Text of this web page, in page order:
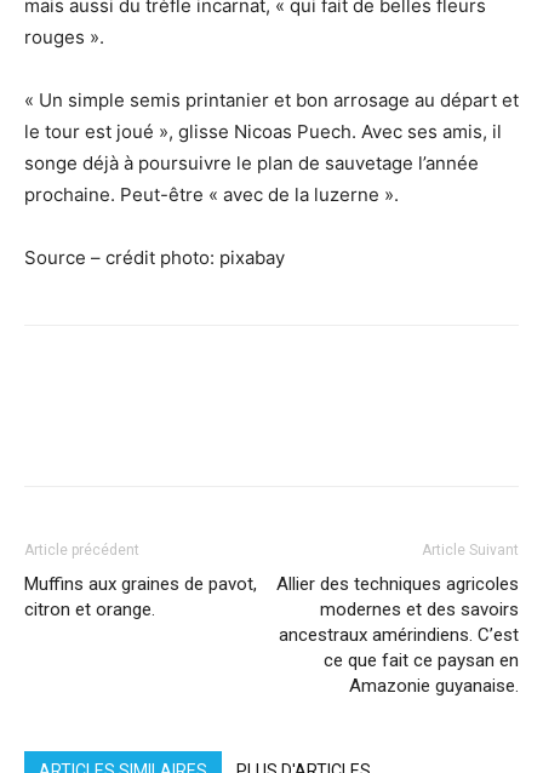
mais aussi du trèfle incarnat, « qui fait de belles fleurs
rouges ».
« Un simple semis printanier et bon arrosage au départ et
le tour est joué », glisse Nicoas Puech. Avec ses amis, il
songe déjà à poursuivre le plan de sauvetage l’année
prochaine. Peut-être « avec de la luzerne ».
Source – crédit photo: pixabay
Article précédent
Muffins aux graines de pavot,
citron et orange.
Article Suivant
Allier des techniques agricoles
modernes et des savoirs
ancestraux amérindiens. C’est
ce que fait ce paysan en
Amazonie guyanaise.